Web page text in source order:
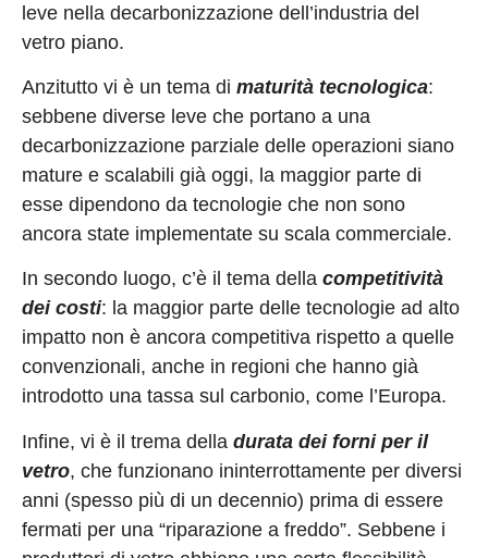
leve nella decarbonizzazione dell’industria del
vetro piano.
Anzitutto vi è un tema di maturità tecnologica:
sebbene diverse leve che portano a una
decarbonizzazione parziale delle operazioni siano
mature e scalabili già oggi, la maggior parte di
esse dipendono da tecnologie che non sono
ancora state implementate su scala commerciale.
In secondo luogo, c’è il tema della competitività
dei costi: la maggior parte delle tecnologie ad alto
impatto non è ancora competitiva rispetto a quelle
convenzionali, anche in regioni che hanno già
introdotto una tassa sul carbonio, come l’Europa.
Infine, vi è il trema della durata dei forni per il
vetro, che funzionano ininterrottamente per diversi
anni (spesso più di un decennio) prima di essere
fermati per una “riparazione a freddo”. Sebbene i